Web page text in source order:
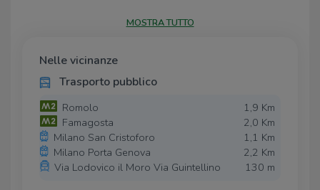
di un doppio ingresso, di 12 finestre e della quadrupla
luminosità superiore alla media per la categoria. Gli
ambienti risultano facilmente personalizzabili e adatti ad
attività artigianali, laboratori creativi, showroom, studi
tecnici, archivi operativi e depositi funzionali.
Completano la proprietà i doppi servizi, l'impianto di
allarme e il sistema di videosorveglianza, garantendo
elevati standard di sicurezza e praticità.
MOSTRA TUTTO
Nelle vicinanze
Trasporto pubblico
Romolo
1,9 Km
Famagosta
2,0 Km
Milano San Cristoforo
1,1 Km
Milano Porta Genova
2,2 Km
Via Lodovico il Moro Via Guintellino
130 m